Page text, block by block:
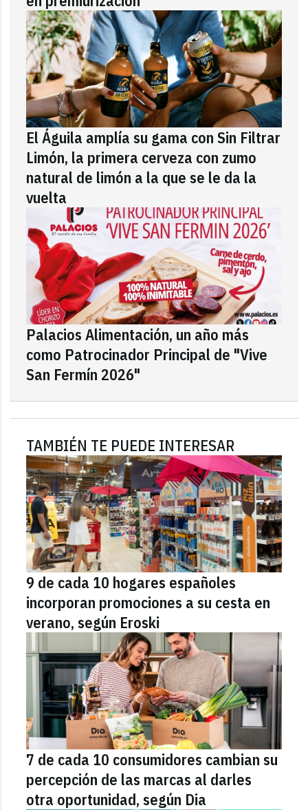
El Águila amplía su gama con Sin Filtrar
Limón, la primera cerveza con zumo
natural de limón a la que se le da la
vuelta
Palacios Alimentación, un año más
como Patrocinador Principal de "Vive
San Fermín 2026"
TAMBIÉN TE PUEDE INTERESAR
9 de cada 10 hogares españoles
incorporan promociones a su cesta en
verano, según Eroski
7 de cada 10 consumidores cambian su
percepción de las marcas al darles
otra oportunidad, según Dia